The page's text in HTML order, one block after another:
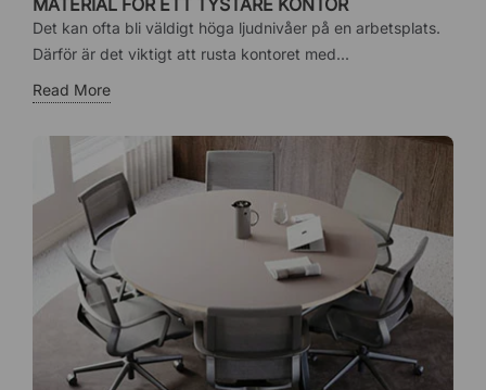
MATERIAL FÖR ETT TYSTARE KONTOR
Det kan ofta bli väldigt höga ljudnivåer på en arbetsplats.
Därför är det viktigt att rusta kontoret med...
Read More